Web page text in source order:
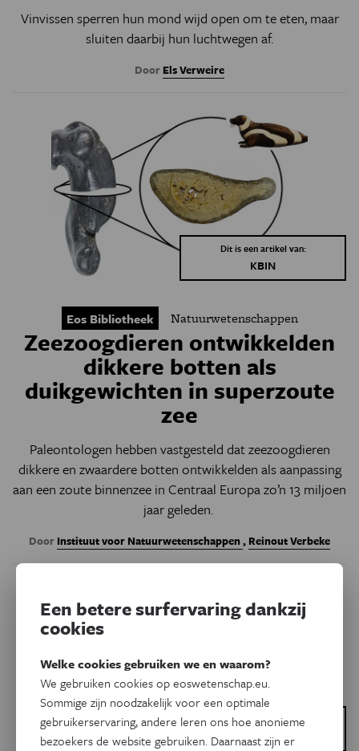
Vinvissen sperren hun mond wijd open om te eten, maar
sluiten daarbij hun luchtwegen af.
Door Els Verweire
Dit is een artikel van:
KBIN
Eos Bibliotheek Natuurwetenschappen
Zeezoogdieren ontwikkelden
dikkere botten als
duikgewichten in superzoute
zee
Paleontologen hebben vastgesteld dat zeezoogdieren
dikkere en zwaardere botten ontwikkelden als aanpassing
aan een zoute binnenzee in Centraal Europa zo’n 13 miljoen
jaar geleden.
Door Instituut voor Natuurwetenschappen, Reinout Verbeke
Dit is een artikel van:
KBIN
Een betere surfervaring dankzij
cookies
Welke cookies gebruiken we en waarom?
We gebruiken cookies op eoswetenschap.eu.
Sommige zijn noodzakelijk voor een optimale
gebruikerservaring, andere leren ons hoe anonieme
bezoekers de website gebruiken. Daarnaast zijn er